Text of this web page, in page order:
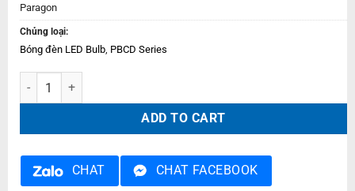
Paragon
Chủng loại:
Bóng đèn LED Bulb, PBCD Series
Bóng đèn led bulb 20w – E27 PBCD2065E27L quantity
ADD TO CART
CHAT CHAT FACEBOOK